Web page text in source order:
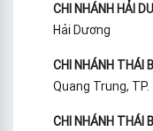
CHI NHÁNH HẢI
Hải Dương
CHI NHÁNH THÁI
Quang Trung,
CHI NHÁNH THÁI